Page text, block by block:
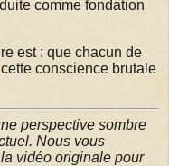
comme fondation
est : que chacun de
conscience brutale
perspective sombre
Nous vous
vidéo originale pour